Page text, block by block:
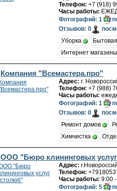
Телефон: +7 (918)
Часы работы:
Фотографий: 1
Отзывов: 0
Уборка
Интернет магазины
Компания "Всемастера.про"
Адрес: г.
Телефон: +7 (988)
Часы работы:
Фотографий: 1
Отзывов: 0
Ремонт домов
Химчистка
ООО "Бюро клининговых
Адрес:
Телефон:
Часы работы: 9:00
Фотографий: 5